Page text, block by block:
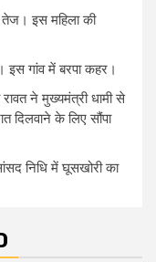
तेज। इस महिला की
इस गांव में बरपा कहर।
ने मुख्यमंत्री धामी से
के लिए सौंपा
निधि में घूसखोरी का